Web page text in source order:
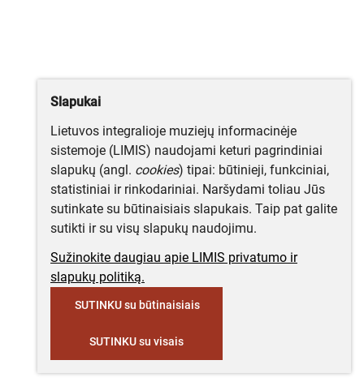
Slapukai
Lietuvos integralioje muziejų informacinėje
sistemoje (LIMIS) naudojami keturi pagrindiniai
slapukų (angl. cookies) tipai: būtinieji, funkciniai,
statistiniai ir rinkodariniai. Naršydami toliau Jūs
sutinkate su būtinaisiais slapukais. Taip pat galite
sutikti ir su visų slapukų naudojimu.
Sužinokite daugiau apie LIMIS privatumo ir
slapukų politiką.
SUTINKU su būtinaisiais
SUTINKU su visais